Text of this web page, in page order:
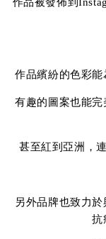
作品繽紛的色彩能
有趣的圖案也能
甚至紅到亞洲，連
另外品牌也致力
抗